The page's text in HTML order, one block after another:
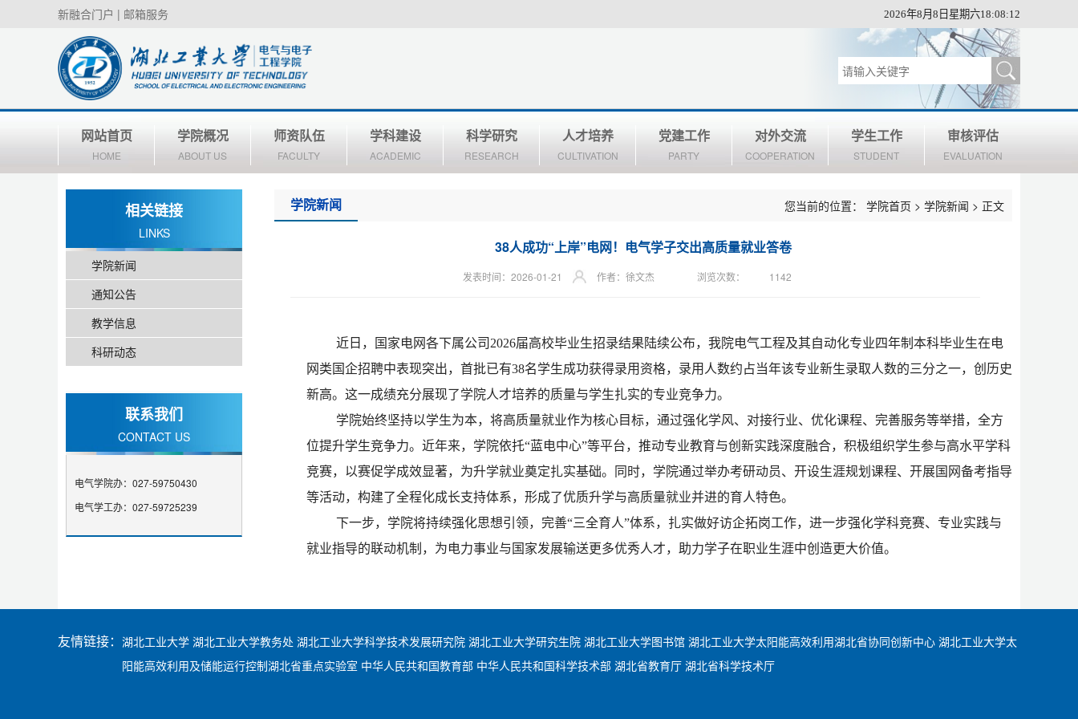
新融合门户 | 邮箱服务 2026年8月8日星期六18:08:12
网站首页
HOME
学院概况
ABOUT US
师资队伍
FACULTY
学科建设
ACADEMIC
科学研究
RESEARCH
人才培养
CULTIVATION
党建工作
PARTY
对外交流
COOPERATION
学生工作
STUDENT
审核评估
EVALUATION
相关链接
LINKS
学院新闻
通知公告
教学信息
科研动态
联系我们
CONTACT US
电气学院办：027-59750430
电气学工办：027-59725239
学院新闻 您当前的位置： 学院首页 > 学院新闻 > 正文
38人成功“上岸”电网！电气学子交出高质量就业答卷
发表时间：2026-01-21 作者：徐文杰 浏览次数： 1142
近日，国家电网各下属公司2026届高校毕业生招录结果陆续公布，我院电气工程及其自动化专业四年制本科毕业生在电
网类国企招聘中表现突出，首批已有38名学生成功获得录用资格，录用人数约占当年该专业新生录取人数的三分之一，创历史
新高。这一成绩充分展现了学院人才培养的质量与学生扎实的专业竞争力。
学院始终坚持以学生为本，将高质量就业作为核心目标，通过强化学风、对接行业、优化课程、完善服务等举措，全方
位提升学生竞争力。近年来，学院依托“蓝电中心”等平台，推动专业教育与创新实践深度融合，积极组织学生参与高水平学科
竞赛，以赛促学成效显著，为升学就业奠定扎实基础。同时，学院通过举办考研动员、开设生涯规划课程、开展国网备考指导
等活动，构建了全程化成长支持体系，形成了优质升学与高质量就业并进的育人特色。
下一步，学院将持续强化思想引领，完善“三全育人”体系，扎实做好访企拓岗工作，进一步强化学科竞赛、专业实践与
就业指导的联动机制，为电力事业与国家发展输送更多优秀人才，助力学子在职业生涯中创造更大价值。
友情链接： 湖北工业大学 湖北工业大学教务处 湖北工业大学科学技术发展研究院 湖北工业大学研究生院 湖北工业大学图书馆 湖北工业大学太阳能高效利用湖北省协同创新中心 湖北工业大学太
阳能高效利用及储能运行控制湖北省重点实验室 中华人民共和国教育部 中华人民共和国科学技术部 湖北省教育厅 湖北省科学技术厅